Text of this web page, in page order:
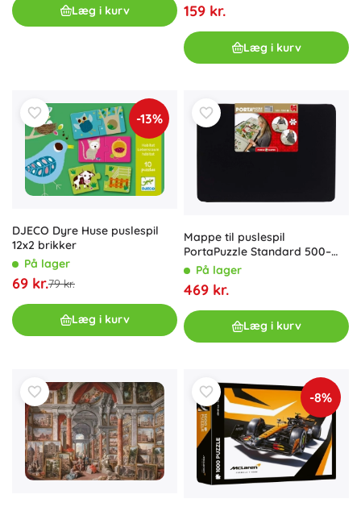
Læg i kurv 159 kr.
Læg i kurv
-13%
DJECO Dyre Huse puslespil
12x2 brikker
På lager
69 kr.79 kr.
Læg i kurv
Mappe til puslespil
PortaPuzzle Standard 500–
1000 brikker
På lager
469 kr.
Læg i kurv
-8%